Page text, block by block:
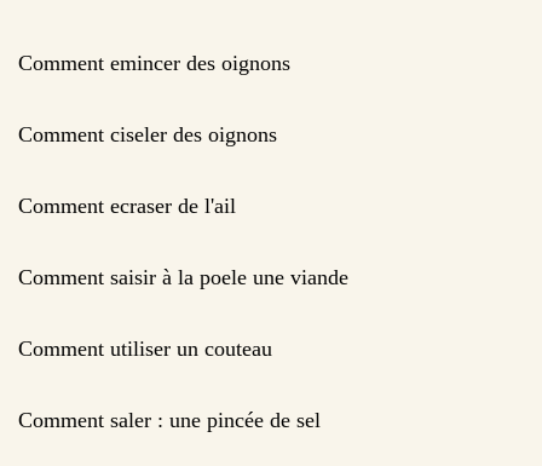
Comment emincer des oignons
Comment ciseler des oignons
Comment ecraser de l'ail
Comment saisir à la poele une viande
Comment utiliser un couteau
Comment saler : une pincée de sel